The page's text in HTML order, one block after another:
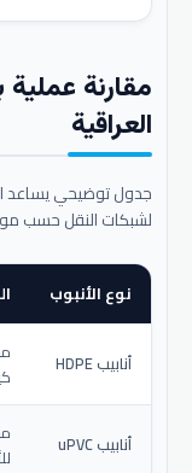
مقارنة عملية
العراقية
جدول توضيحي يساعد
لشبكات النقل حسب
نوع الأنبوب
أنابيب HDPE
أنابيب uPVC